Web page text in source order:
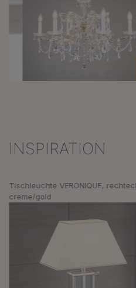
Produktgalerie überspringen
INSPIRATION
Tischleuchte VERONIQUE,
creme/gold